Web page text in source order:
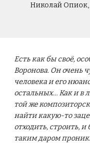
Николай Опиок,
Есть как бы своё,
Воронова. Он очень
человека и его
остальных… Как и в
той же
найти какую-то
отходить, строить, и
таким даром